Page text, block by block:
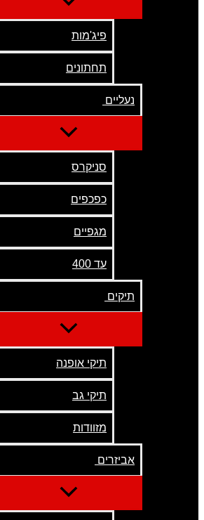
פיג'מות
תחתונים
נעליים
סניקרס
כפכפים
מגפיים
עד 400
תיקים
תיקי אופנה
תיקי גב
מזוודות
אביזרים